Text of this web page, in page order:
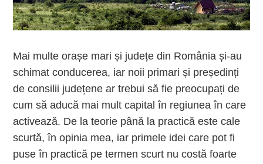
Mai multe orașe mari și județe din România și-au
schimat conducerea, iar noii primari și președinți
de consilii județene ar trebui să fie preocupați de
cum să aducă mai mult capital în regiunea în care
activează. De la teorie până la practică este cale
scurtă, în opinia mea, iar primele idei care pot fi
puse în practică pe termen scurt nu costă foarte